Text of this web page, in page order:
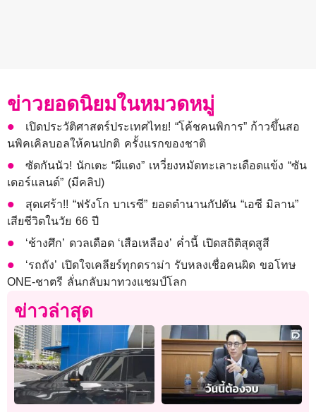
ข่าวยอดนิยมในหมวดหมู่
เปิดประวัติศาสตร์ประเทศไทย! “โค้ชคนพิการ” ก้าวขึ้นสอ
นพิคเคิลบอลให้คนปกติ ครั้งแรกของชาติ
ซัดกันนัว! นักเตะ “ผีแดง” เหวี่ยงหมัดทะเลาะเดือดแข้ง “ซัน
เดอร์แลนด์” (มีคลิป)
สุดเศร้า!! “ฟรังโก บาเรซี” ยอดตำนานกัปตัน “เอซี มิลาน”
เสียชีวิตในวัย 66 ปี
‘ช้างศึก’ ดวลเดือด ‘เสือเหลือง’ ค่ำนี้ เปิดสถิติสุดสูสี
‘รถถัง’ เปิดใจเคลียร์ทุกดราม่า รับหลงเชื่อคนผิด ขอโทษ
ONE-ชาตรี ลั่นกลับมาทวงแชมป์โลก
ข่าวล่าสุด